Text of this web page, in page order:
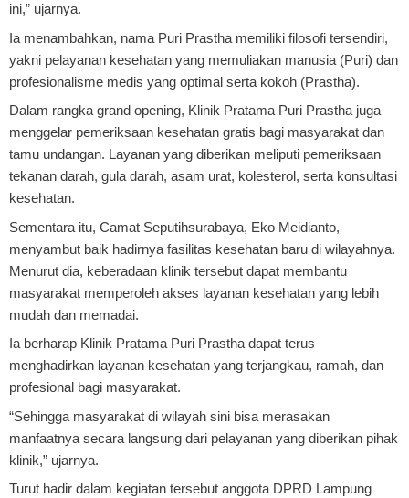
ini,” ujarnya.
Ia menambahkan, nama Puri Prastha memiliki filosofi tersendiri,
yakni pelayanan kesehatan yang memuliakan manusia (Puri) dan
profesionalisme medis yang optimal serta kokoh (Prastha).
Dalam rangka grand opening, Klinik Pratama Puri Prastha juga
menggelar pemeriksaan kesehatan gratis bagi masyarakat dan
tamu undangan. Layanan yang diberikan meliputi pemeriksaan
tekanan darah, gula darah, asam urat, kolesterol, serta konsultasi
kesehatan.
Sementara itu, Camat Seputihsurabaya, Eko Meidianto,
menyambut baik hadirnya fasilitas kesehatan baru di wilayahnya.
Menurut dia, keberadaan klinik tersebut dapat membantu
masyarakat memperoleh akses layanan kesehatan yang lebih
mudah dan memadai.
Ia berharap Klinik Pratama Puri Prastha dapat terus
menghadirkan layanan kesehatan yang terjangkau, ramah, dan
profesional bagi masyarakat.
“Sehingga masyarakat di wilayah sini bisa merasakan
manfaatnya secara langsung dari pelayanan yang diberikan pihak
klinik,” ujarnya.
Turut hadir dalam kegiatan tersebut anggota DPRD Lampung